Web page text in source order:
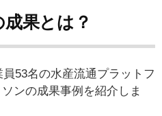
果とは？
53名の水産流通プラットフ
ンの成果事例を紹介しま